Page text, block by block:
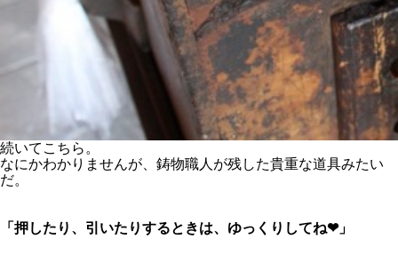
続いてこちら。
なにかわかりませんが、鋳物職人が残した貴重な道具みたい
だ。
「押したり、引いたりするときは、ゆっくりしてね❤」